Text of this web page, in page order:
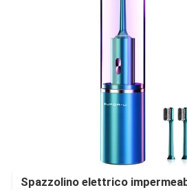
Spazzolino elettrico